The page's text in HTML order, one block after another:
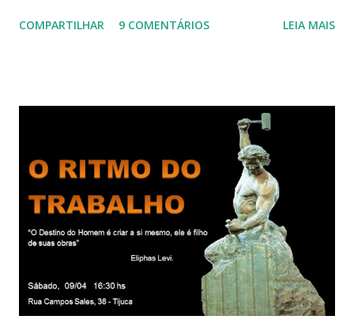
cada um de nós mesmos. Um círculo que cresce e se
relacionamos e vai se ampliando e tocando os círculos
iluminados daqueles com que cooperamos, formando um
círculo cada vez maior de Paz e Harmonia. CONSAGRAÇÃO
DO APOSENTO Dentro do Círculo Infinito da Divina
Presença que me envolve inteiramente Afirmo: Há uma só
presença aqui: é a presença da Harmonia, que faz vibrar
todos os corações de Felicidade e Alegria. Quem quer que
aqui entre, sentirá as vibrações da Divina Harmonia. Há uma
só presença aqui: é a...
COMPARTILHAR 9 COMENTÁRIOS LEIA MAIS